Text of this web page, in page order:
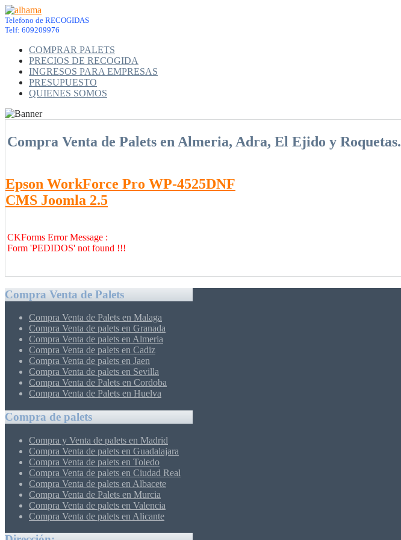
Telefono de RECOGIDAS
Telf: 609209976
COMPRAR PALETS
PRECIOS DE RECOGIDA
INGRESOS PARA EMPRESAS
PRESUPUESTO
QUIENES SOMOS
Compra Venta de Palets en Almeria, Adra, El Ejido y Roquetas.
Epson WorkForce Pro WP-4525DNF
CMS Joomla 2.5
CKForms Error Message :
Form 'PEDIDOS' not found !!!
Compra Venta de Palets
Compra Venta de Palets en Malaga
Compra Venta de palets en Granada
Compra Venta de palets en Almeria
Compra Venta de palets en Cadiz
Compra Venta de palets en Jaen
Compra Venta de palets en Sevilla
Compra Venta de Palets en Cordoba
Compra Venta de Palets en Huelva
Compra de palets
Compra y Venta de palets en Madrid
Compra Venta de palets en Guadalajara
Compra Venta de palets en Toledo
Compra Venta de palets en Ciudad Real
Compra Venta de palets en Albacete
Compra Venta de Palets en Murcia
Compra Venta de palets en Valencia
Compra Venta de palets en Alicante